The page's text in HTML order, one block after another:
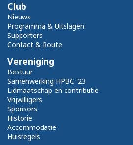
Club
Nieuws
Programma & Uitslagen
Supporters
Contact & Route
Vereniging
Bestuur
Samenwerking HPBC '23
Lidmaatschap en contributie
Vrijwilligers
Sponsors
Historie
Accommodatie
Huisregels